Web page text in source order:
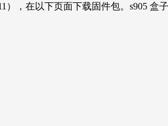
），在以下页面下载固件包。s905 盒